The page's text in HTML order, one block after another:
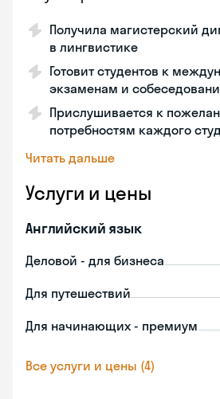
Получила магистерский
в лингвистике
Готовит студентов к
экзаменам и
Прислушивается к
потребностям каждого
Читать дальше
Услуги и цены
Английский язык
Деловой - для бизнеса
Для путешествий
Для начинающих - премиум
Все услуги и цены (4)